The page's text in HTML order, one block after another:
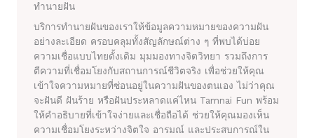
ทำนายฝัน
บริการทำนายฝันของเราให้ข้อมูลความหมายของความฝัน
อย่างละเอียด ครอบคลุมทั้งสัญลักษณ์ต่าง ๆ ที่พบได้บ่อย
ความเชื่อแบบไทยดั้งเดิม มุมมองทางจิตวิทยา รวมถึงการ
ตีความที่เชื่อมโยงกับสถานการณ์ชีวิตจริง เพื่อช่วยให้คุณ
เข้าใจความหมายที่ซ่อนอยู่ในความฝันของตนเอง ไม่ว่าคุณ
จะฝันดี ฝันร้าย หรือฝันประหลาดแค่ไหน Tamnai Fun พร้อม
ให้คำอธิบายที่เข้าใจง่ายและเชื่อถือได้ ช่วยให้คุณมองเห็น
ความเชื่อมโยงระหว่างจิตใจ อารมณ์ และประสบการณ์ใน